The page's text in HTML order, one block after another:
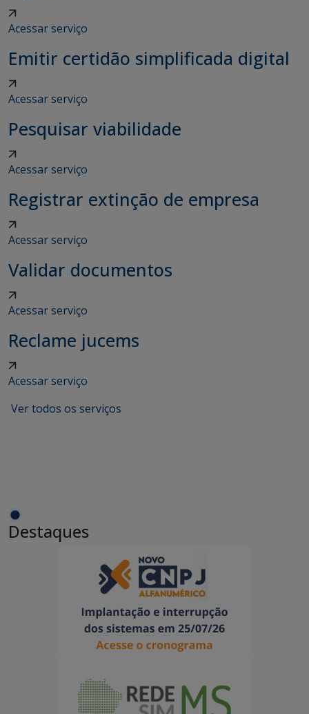
Acessar serviço
Emitir certidão simplificada digital
Acessar serviço
Pesquisar viabilidade
Acessar serviço
Registrar extinção de empresa
Acessar serviço
Validar documentos
Acessar serviço
Reclame jucems
Acessar serviço
Ver todos os serviços
Destaques